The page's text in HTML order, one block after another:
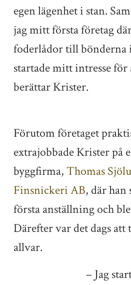
egen lägenhet i stan.
jag mitt första företag
foderlådor till bönderna
startade mitt intresse
berättar Krister.
Förutom företaget
extrajobbade Krister på
byggfirma,Thomas
Finsnickeri AB, där han
första anställning och
Därefter var det dags att
allvar.
– Jag startade